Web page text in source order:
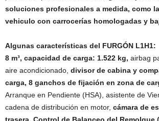
soluciones profesionales a medida, como
vehiculo con carrocerías homologadas y
Algunas características del FURGÓN
8 m³, capacidad de carga: 1.522 kg, airbag
aire acondicionado, divisor de cabina y
carga, 8 ganchos de fijación en zona de
Arranque en Pendiente (HSA), asistente de
cadena de distribución en motor, cámara de
trasera, Control de Balanceo del Remolque